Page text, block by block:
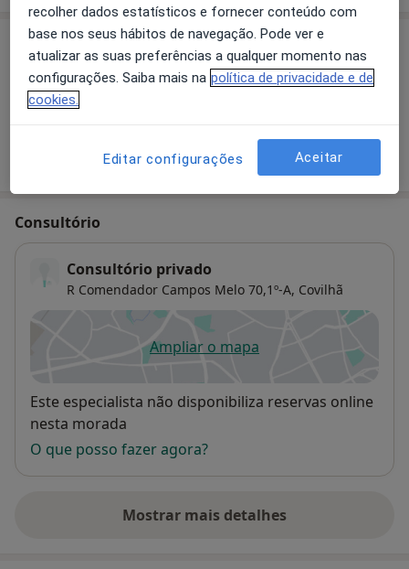
Preços
Sem informação sobre serviços e preços
Este especialista ainda não adicionou nenhuma
Consultório
Consultório privado
R Comendador Campos Melo 70,1º-A, Covilhã
Ampliar o mapaabre num novo separador
Disponibilidade
Este especialista não disponibiliza reservas online
nesta morada
O que posso fazer agora?
Mostrar mais detalhes
sobre o endereço
recolher dados estatísticos e fornecer conteúdo com
base nos seus hábitos de navegação. Pode ver e
atualizar as suas preferências a qualquer momento nas
configurações. Saiba mais na política de privacidade e de
cookies.
Editar configurações Aceitar